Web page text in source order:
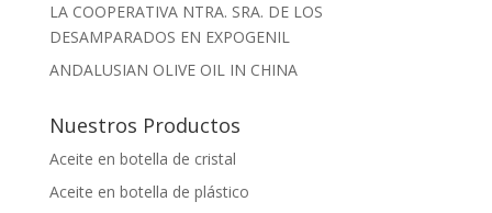
LA COOPERATIVA NTRA. SRA. DE LOS
DESAMPARADOS EN EXPOGENIL
ANDALUSIAN OLIVE OIL IN CHINA
Nuestros Productos
Aceite en botella de cristal
Aceite en botella de plástico